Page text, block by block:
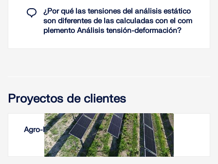
¿Por qué las tensiones del análisis estático
son diferentes de las calculadas con el com
plemento Análisis tensión-deformación?
Proyectos de clientes
Agro-Photovoltaikanlagen Vineyard, Italia